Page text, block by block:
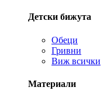
Детски бижута
Обеци
Гривни
Виж всички
Материали